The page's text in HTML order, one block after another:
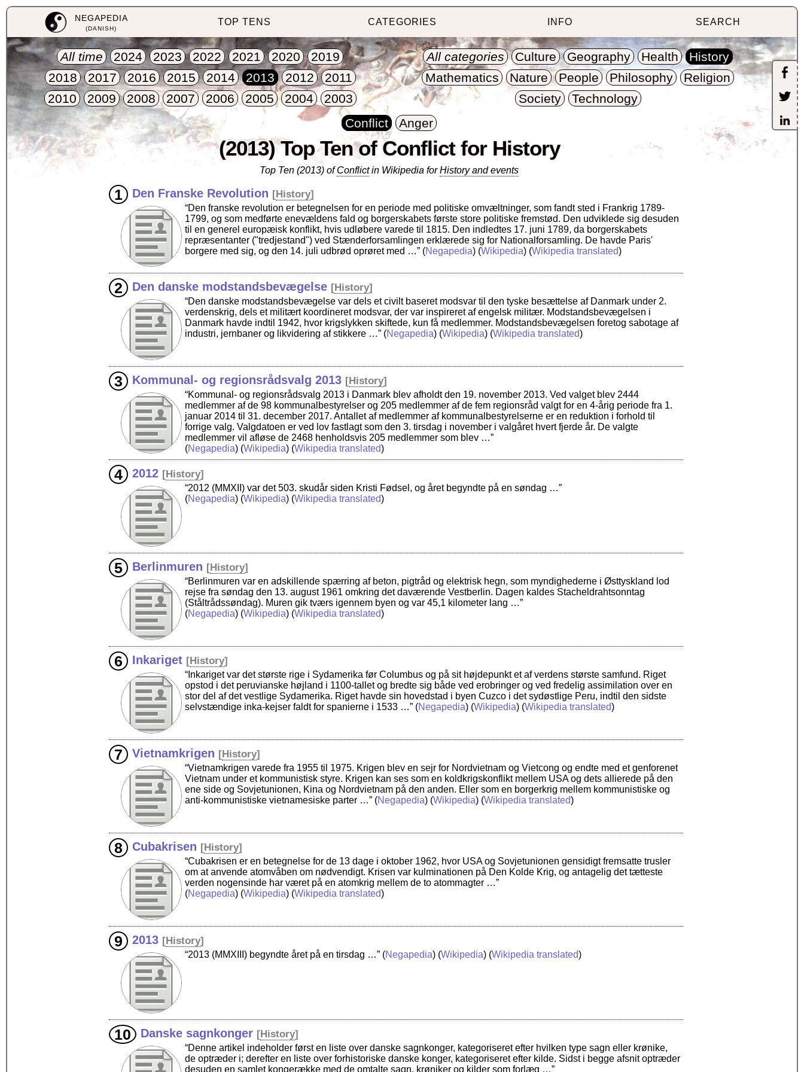
NEGAPEDIA
(DANISH)
TOP TENS CATEGORIES INFO SEARCH
All time 2024 2023 2022 2021 2020
2019
2018
2017 2016 2015 2014 2013 2012
2011
2010
2009 2008 2007 2006 2005 2004 2003
All categories Culture Geography Health
History
Mathematics
Nature People Philosophy
Religion
Society
Technology
Conflict
Anger
(2013) Top Ten of Conflict for History
Top Ten (2013) ofConflictin Wikipedia forHistory and events
Den Franske Revolution [History]
“Den franske revolution er betegnelsen for en periode med politiske omvæltninger, som fandt sted i Frankrig 1789-
1799, og som medførte enevældens fald og borgerskabets første store politiske fremstød. Den udviklede sig desuden
til en generel europæisk konflikt, hvis udløbere varede til 1815. Den indledtes 17. juni 1789, da borgerskabets
repræsentanter ("tredjestand") ved Stænderforsamlingen erklærede sig for Nationalforsamling. De havde Paris'
borgere med sig, og den 14. juli udbrød oprøret med …” (Negapedia) (Wikipedia) (Wikipedia translated)
Den danske modstandsbevægelse [History]
“Den danske modstandsbevægelse var dels et civilt baseret modsvar til den tyske besættelse af Danmark under 2.
verdenskrig, dels et militært koordineret modsvar, der var inspireret af engelsk militær. Modstandsbevægelsen i
Danmark havde indtil 1942, hvor krigslykken skiftede, kun få medlemmer. Modstandsbevægelsen foretog sabotage af
industri, jernbaner og likvidering af stikkere …” (Negapedia) (Wikipedia) (Wikipedia translated)
Kommunal- og regionsrådsvalg 2013 [History]
“Kommunal- og regionsrådsvalg 2013 i Danmark blev afholdt den 19. november 2013. Ved valget blev 2444
medlemmer af de 98 kommunalbestyrelser og 205 medlemmer af de fem regionsråd valgt for en 4-årig periode fra 1.
januar 2014 til 31. december 2017. Antallet af medlemmer af kommunalbestyrelserne er en reduktion i forhold til
forrige valg. Valgdatoen er ved lov fastlagt som den 3. tirsdag i november i valgåret hvert fjerde år. De valgte
medlemmer vil afløse de 2468 henholdsvis 205 medlemmer som blev …”
(Negapedia) (Wikipedia) (Wikipedia translated)
2012 [History]
“2012 (MMXII) var det 503. skudår siden Kristi Fødsel, og året begyndte på en søndag …”
(Negapedia) (Wikipedia) (Wikipedia translated)
Berlinmuren [History]
“Berlinmuren var en adskillende spærring af beton, pigtråd og elektrisk hegn, som myndighederne i Østtyskland lod
rejse fra søndag den 13. august 1961 omkring det daværende Vestberlin. Dagen kaldes Stacheldrahtsonntag
(Ståltrådssøndag). Muren gik tværs igennem byen og var 45,1 kilometer lang …”
(Negapedia) (Wikipedia) (Wikipedia translated)
Inkariget [History]
“Inkariget var det største rige i Sydamerika før Columbus og på sit højdepunkt et af verdens største samfund. Riget
opstod i det peruvianske højland i 1100-tallet og bredte sig både ved erobringer og ved fredelig assimilation over en
stor del af det vestlige Sydamerika. Riget havde sin hovedstad i byen Cuzco i det sydøstlige Peru, indtil den sidste
selvstændige inka-kejser faldt for spanierne i 1533 …” (Negapedia) (Wikipedia) (Wikipedia translated)
Vietnamkrigen [History]
“Vietnamkrigen varede fra 1955 til 1975. Krigen blev en sejr for Nordvietnam og Vietcong og endte med et genforenet
Vietnam under et kommunistisk styre. Krigen kan ses som en koldkrigskonflikt mellem USA og dets allierede på den
ene side og Sovjetunionen, Kina og Nordvietnam på den anden. Eller som en borgerkrig mellem kommunistiske og
anti-kommunistiske vietnamesiske parter …” (Negapedia) (Wikipedia) (Wikipedia translated)
Cubakrisen [History]
“Cubakrisen er en betegnelse for de 13 dage i oktober 1962, hvor USA og Sovjetunionen gensidigt fremsatte trusler
om at anvende atomvåben om nødvendigt. Krisen var kulminationen på Den Kolde Krig, og antagelig det tætteste
verden nogensinde har været på en atomkrig mellem de to atommagter …”
(Negapedia) (Wikipedia) (Wikipedia translated)
2013 [History]
“2013 (MMXIII) begyndte året på en tirsdag …” (Negapedia) (Wikipedia) (Wikipedia translated)
Danske sagnkonger [History]
“Denne artikel indeholder først en liste over danske sagnkonger, kategoriseret efter hvilken type sagn eller krønike,
de optræder i; derefter en liste over forhistoriske danske konger, kategoriseret efter kilde. Sidst i begge afsnit optræder
desuden en samlet kongerække med de omtalte sagn, krøniker og kilder som forlæg …”